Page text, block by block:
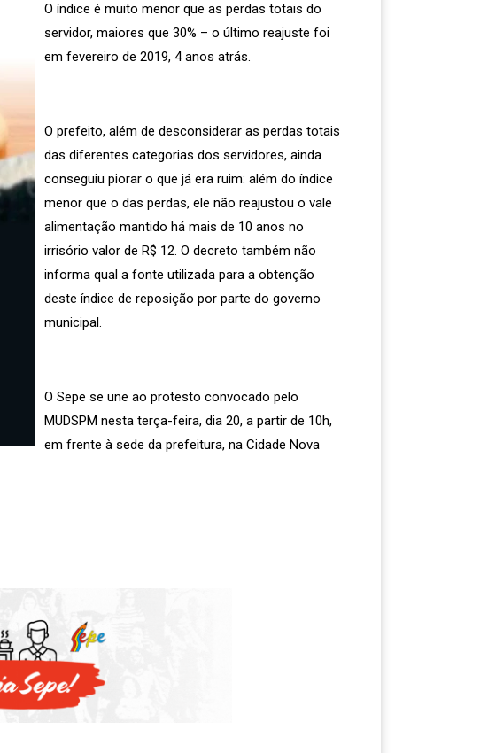
O índice é muito menor que as perdas totais do
servidor, maiores que 30% – o último reajuste foi
em fevereiro de 2019, 4 anos atrás.
O prefeito, além de desconsiderar as perdas totais
das diferentes categorias dos servidores, ainda
conseguiu piorar o que já era ruim: além do índice
menor que o das perdas, ele não reajustou o vale
alimentação mantido há mais de 10 anos no
irrisório valor de R$ 12. O decreto também não
informa qual a fonte utilizada para a obtenção
deste índice de reposição por parte do governo
municipal.
O Sepe se une ao protesto convocado pelo
MUDSPM nesta terça-feira, dia 20, a partir de 10h,
em frente à sede da prefeitura, na Cidade Nova